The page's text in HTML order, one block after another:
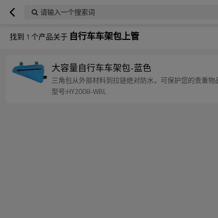
请输入一个搜索词
找到 1 个产品关于 自行车车架包上管
大容量自行车车架包-蓝色
三角包从外部材料到拉链绝对防水，可保护您的贵重物
型号:HY2008-WBL